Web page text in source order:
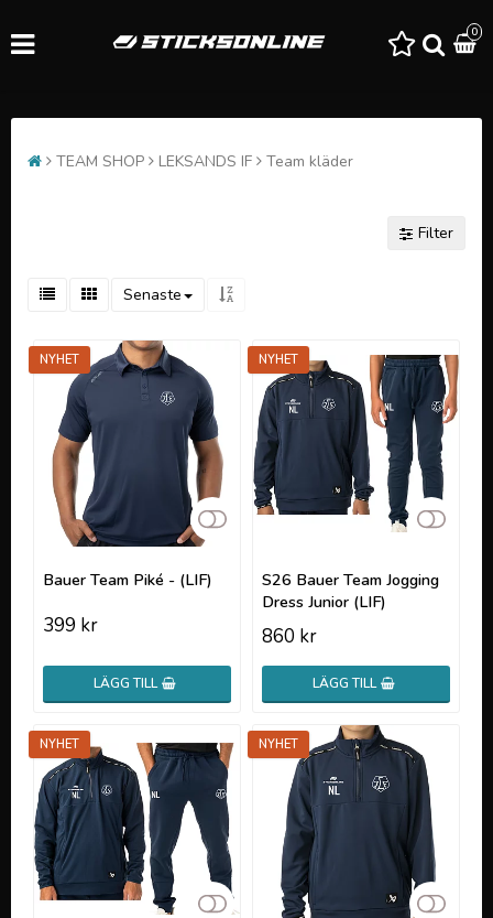
0
TEAM SHOP LEKSANDS IF Team kläder
Filter
Senaste
NYHET
Bauer Team Piké - (LIF)
399 kr
LÄGG TILL
NYHET
S26 Bauer Team Jogging
Dress Junior (LIF)
860 kr
LÄGG TILL
NYHET NYHET